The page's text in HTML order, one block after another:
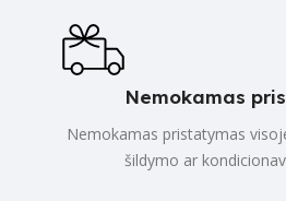
Nemokamas
Nemokamas pristatymas
šildymo ar